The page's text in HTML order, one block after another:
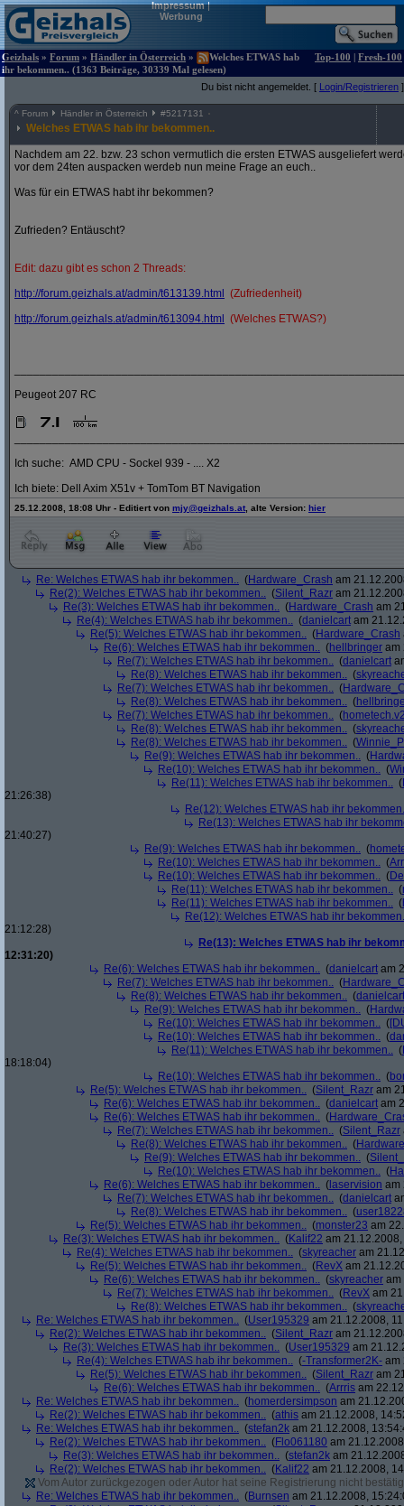
Impressum|
Werbung
Geizhals » Forum » Händler in Österreich »
Welches ETWAS hab
ihr bekommen.. (1363 Beiträge, 30339 Mal gelesen)
Top-100 | Fresh-100
Du bist nicht angemeldet. [ Login/Registrieren ]
^ Forum Händler in Österreich #5217131
Welches ETWAS hab ihr bekommen..
Nachdem am 22. bzw. 23 schon vermutlich die ersten ETWAS ausgeliefert
vor dem 24ten auspacken werdeb nun meine Frage an euch..
Was für ein ETWAS habt ihr bekommen?
Zufrieden? Entäuscht?
Edit: dazu gibt es schon 2 Threads:
http://forum.geizhals.at/admin/t613139.html
(Zufriedenheit)
http://forum.geizhals.at/admin/t613094.html (Welches ETWAS?)
Peugeot 207 RC
Ich suche: AMD CPU - Sockel 939 - .... X2
Ich biete: Dell Axim X51v + TomTom BT Navigation
25.12.2008, 18:08 Uhr - Editiert von mjy@geizhals.at , alte Version: hier
Re: Welches ETWAS hab ihr bekommen.. (Hardware_Crash am
Re(2): Welches ETWAS hab ihr bekommen.. (Silent_Razr am
Re(3): Welches ETWAS hab ihr bekommen.. (Hardware_Crash am
Re(4): Welches ETWAS hab ihr bekommen.. (danielcart am
Re(5): Welches ETWAS hab ihr bekommen.. (Hardware_Crash
Re(6): Welches ETWAS hab ihr bekommen.. (hellbringer am
Re(7): Welches ETWAS hab ihr bekommen.. (danielcart
Re(8): Welches ETWAS hab ihr bekommen.. (
Re(7): Welches ETWAS hab ihr bekommen.. (
Re(8): Welches ETWAS hab ihr bekommen.. (
Re(7): Welches ETWAS hab ihr bekommen.. (
Re(8): Welches ETWAS hab ihr bekommen.. (
Re(8): Welches ETWAS hab ihr bekommen.. (
Re(9): Welches ETWAS hab ihr bekommen.. (
Re(10): Welches ETWAS hab ihr bekommen.. (
Re(11): Welches ETWAS hab ihr bekommen.. (
21:26:38)
Re(12): Welches ETWAS hab ihr
Re(13): Welches ETWAS hab ihr
21:40:27)
Re(9): Welches ETWAS hab ihr bekommen.. (
Re(10): Welches ETWAS hab ihr bekommen.. (
Re(10): Welches ETWAS hab ihr bekommen.. (
Re(11): Welches ETWAS hab ihr bekommen.. (
Re(11): Welches ETWAS hab ihr bekommen.. (
Re(12): Welches ETWAS hab ihr
21:12:28)
Re(13): Welches ETWAS hab ihr
12:31:20)
Re(6): Welches ETWAS hab ihr bekommen.. (danielcart am
Re(7): Welches ETWAS hab ihr bekommen.. (
Re(8): Welches ETWAS hab ihr bekommen.. (danielcart
Re(9): Welches ETWAS hab ihr bekommen.. (
Re(10): Welches ETWAS hab ihr bekommen.. (
Re(10): Welches ETWAS hab ihr bekommen.. (
Re(11): Welches ETWAS hab ihr bekommen.. (
18:18:04)
Re(10): Welches ETWAS hab ihr bekommen.. (
Re(5): Welches ETWAS hab ihr bekommen.. (Silent_Razr am
Re(6): Welches ETWAS hab ihr bekommen.. (danielcart am
Re(6): Welches ETWAS hab ihr bekommen.. (
Re(7): Welches ETWAS hab ihr bekommen.. (Silent_Razr
Re(8): Welches ETWAS hab ihr bekommen.. (
Re(9): Welches ETWAS hab ihr bekommen.. (
Re(10): Welches ETWAS hab ihr bekommen.. (
Re(6): Welches ETWAS hab ihr bekommen.. ( laservision am
Re(7): Welches ETWAS hab ihr bekommen.. (danielcart
Re(8): Welches ETWAS hab ihr bekommen.. (
Re(5): Welches ETWAS hab ihr bekommen.. (monster23 am
Re(3): Welches ETWAS hab ihr bekommen.. (Kalif22 am
Re(4): Welches ETWAS hab ihr bekommen.. (skyreacher am
Re(5): Welches ETWAS hab ihr bekommen.. (RevX am
Re(6): Welches ETWAS hab ihr bekommen.. (skyreacher am
Re(7): Welches ETWAS hab ihr bekommen.. (RevX am
Re(8): Welches ETWAS hab ihr bekommen.. (
Re: Welches ETWAS hab ihr bekommen.. (User195329 am 21.12.2008,
Re(2): Welches ETWAS hab ihr bekommen.. (Silent_Razr am
Re(3): Welches ETWAS hab ihr bekommen.. (User195329 am
Re(4): Welches ETWAS hab ihr bekommen.. (-Transformer2K- am
Re(5): Welches ETWAS hab ihr bekommen.. (Silent_Razr am
Re(6): Welches ETWAS hab ihr bekommen.. (Arrris am
Re: Welches ETWAS hab ihr bekommen.. (homerdersimpson am
Re(2): Welches ETWAS hab ihr bekommen.. (athis am 21.12.2008,
Re: Welches ETWAS hab ihr bekommen.. (stefan2k am 21.12.2008,
Re(2): Welches ETWAS hab ihr bekommen.. (Flo061180 am
Re(3): Welches ETWAS hab ihr bekommen.. (stefan2k am
Re(2): Welches ETWAS hab ihr bekommen.. (Kalif22 am 21.12.2008,
Vom Autor zurückgezogen oder Autor hat seine Registrierung nicht
Re: Welches ETWAS hab ihr bekommen.. (Burnsen am 21.12.2008,